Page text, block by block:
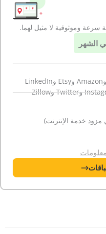
الشهر
متوافق مع منصات مثل eBay وAmazon وEtsy وLinkedIn
وYouTube وWal-Mart وInstagram وTwitter وZillow
خدمة الإنترنت)